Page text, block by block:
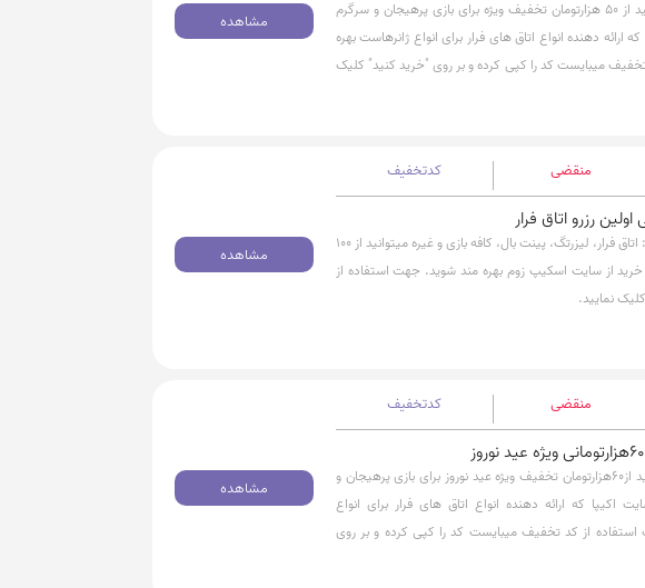
با استفاده از کد تخفیف میتوانید از 50 هزارتومان تخفیف ویژه برای بازی پرهیجان و سرگرم
که ارائه دهنده انواع اتاق های فرار برای انواع ژانرهاست بهره
میبایست کد را کپی کرده و بر روی "خرید کنید" کلیک
مشاهده
برای رزرو بازی های گروهی مانند: اتاق فرار، لیزرتگ، پینت بال، کافه بازی و غیره میتوانید از 100
خرید از سایت اسکیپ زوم بهره مند شوید. جهت استفاده از
نمایید.
منقضی کدتخفیف
مشاهده
با استفاده از کد تخفیف میتوانید از60هزارتومان تخفیف ویژه عید نوروز برای بازی پرهیجان و
اکیپا که ارائه دهنده انواع اتاق های فرار برای انواع
از کد تخفیف میبایست کد را کپی کرده و بر روی
منقضی کدتخفیف
مشاهده